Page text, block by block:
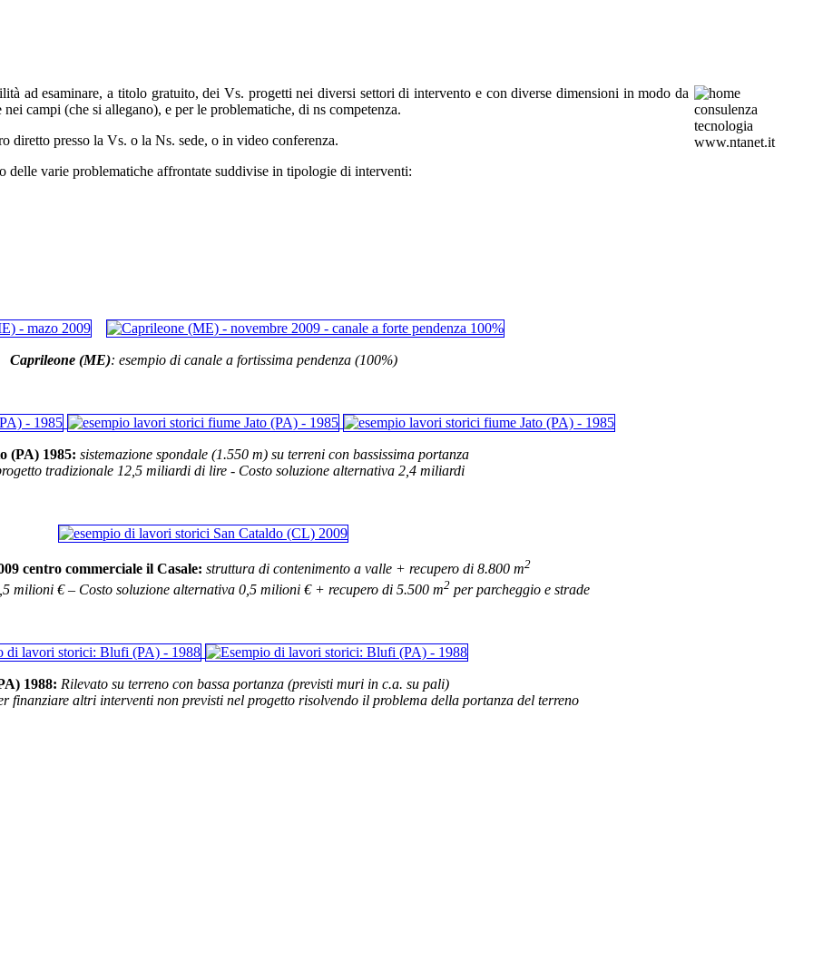
ad esaminare, a titolo gratuito, dei Vs. progetti nei diversi settori di intervento e con diverse dimensioni in modo da
campi (che si allegano), e per le problematiche, di ns competenza.
diretto presso la Vs. o la Ns. sede, o in video conferenza.
delle varie problematiche affrontate suddivise in tipologie di interventi:
Caprileone (ME): esempio di canale a fortissima pendenza (100%)
(PA) 1985: sistemazione spondale (1.550 m) su terreni con bassissima portanza
tradizionale 12,5 miliardi di lire - Costo soluzione alternativa 2,4 miliardi
centro commerciale il Casale: struttura di contenimento a valle + recupero di 8.800 m2
milioni € – Costo soluzione alternativa 0,5 milioni € + recupero di 5.500 m2 per parcheggio e strade
1988: Rilevato su terreno con bassa portanza (previsti muri in c.a. su pali)
finanziare altri interventi non previsti nel progetto risolvendo il problema della portanza del terreno